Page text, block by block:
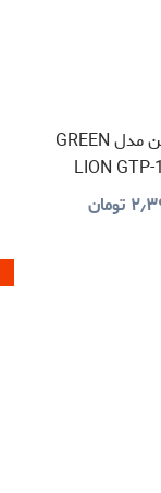
سه پایه دوربین گرین لاین مدل GREEN
LION
تومان